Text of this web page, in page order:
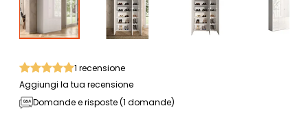
1 recensione
Aggiungi la tua recensione
Domande e risposte (1 domande)